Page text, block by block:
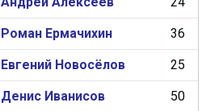
Роман Ермачихин 36
Евгений Новосёлов 25
Денис Иванисов 50